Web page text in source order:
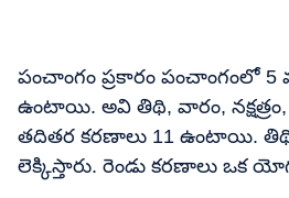
పంచాంగం ప్రకారం పంచాంగంలో
ఉంటాయి. అవి తిథి, వారం,
తదితర కరణాలు 11 ఉంటాయి.
లెక్కిస్తారు. రెండు కరణాలు ఒక